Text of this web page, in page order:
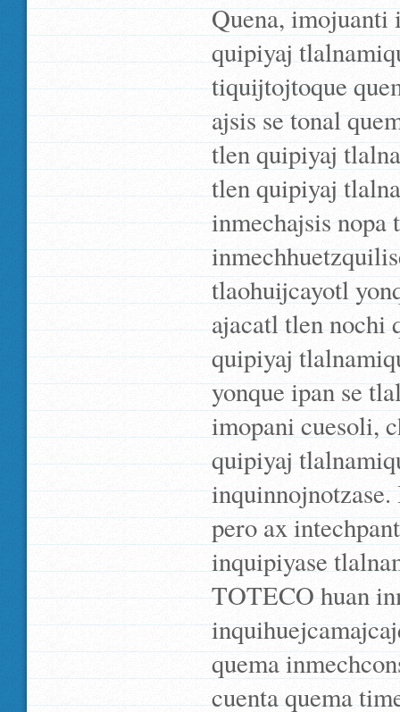
Quena, imojuanti
quipiyaj
tiquijtojtoque
ajsis se tonal
tlen quipiyaj
tlen quipiyaj
inmechajsis nopa
tlaohuijcayotl
ajacatl tlen nochi
quipiyaj
yonque ipan se
imopani cuesoli,
quipiyaj
inquinnojnotzase.
pero ax
inquipiyase
TOTECO huan
quema
cuenta quema